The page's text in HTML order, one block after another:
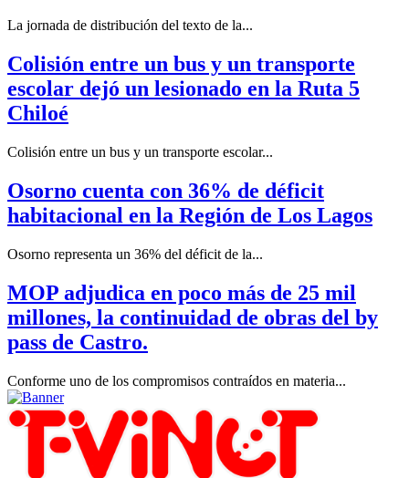
La jornada de distribución del texto de la...
Colisión entre un bus y un transporte
escolar dejó un lesionado en la Ruta 5
Chiloé
Colisión entre un bus y un transporte escolar...
Osorno cuenta con 36% de déficit
habitacional en la Región de Los Lagos
Osorno representa un 36% del déficit de la...
MOP adjudica en poco más de 25 mil
millones, la continuidad de obras del by
pass de Castro.
Conforme uno de los compromisos contraídos en materia...